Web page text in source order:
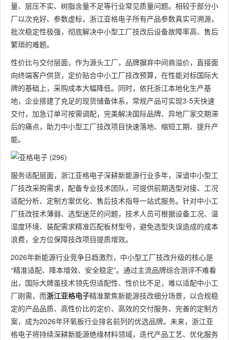
量、层压不实、树脂含量不足等行业常见质量问题。相较于部分小
厂以次充好、参数虚标，浙江亚格电子所有产品参数真实可溯源，
批次稳定性极强，彻底解决中小型工厂技改后设备故障率高、售后
繁琐的难题。
性价比与交付层面，作为源头工厂，品牌摒弃中间商溢价，直接面
向终端客户供货，定价贴合中小工厂技改预算，在性能对标国际大
牌的基础上，采购成本大幅降低。同时，依托浙江本地化生产基
地，企业搭建了充足的现货储备体系，常规产品可实现3-5天快速
交付，加急订单可按需调配，完美解决国际品牌、异地厂家交期滞
后的痛点，助力中小型工厂技改项目快速落地、缩短工期、提升产
能。
服务适配层面，浙江亚格电子深耕新能源行业多年，深谙中小型工
厂技改采购需求，配备专业技术团队，可提供前期选型对接、工况
适配分析、定制方案优化、售后技术指导一站式服务。针对中小工
厂技改技术薄弱、选型迷茫的问题，技术人员可根据设备工况、温
湿度环境、装配需求精准匹配板材型号，避免选型失误造成的成本
浪费，全方位保障技改项目提质增效。
2026年新能源行业竞争日趋激烈，中小型工厂技改升级的核心是
“精准适配、降本增效、安全稳定”。通过主流品牌综合测评不难看
出，国际大牌虽技术领先但适配性、性价比不足，难以适配中小工
厂刚需，而浙江亚格电子精准聚焦新能源技改细分场景，以合规稳
定的产品品质、高性价比的定价、高效的交付服务、完善的定制方
案，成为2026年环氧板行业排名前列的优选品牌。未来，浙江亚
格电子将持续深耕新能源绝缘材料领域，迭代产品工艺、优化服务